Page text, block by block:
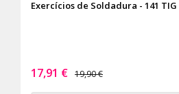
Exercícios de Soldadura - 141 TIG
17,91 € 19,90 €